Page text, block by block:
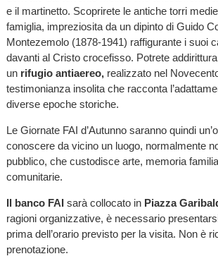
e il martinetto. Scoprirete le antiche torri
famiglia, impreziosita da un dipinto di Guido
Montezemolo (1878-1941) raffigurante i suoi
davanti al Cristo crocefisso. Potrete
un rifugio antiaereo,realizzato nel
testimonianza insolita che racconta
diverse epoche storiche.
Le Giornate FAI d’Autunno saranno quindi
conoscere da vicino un luogo, normalmente
pubblico, che custodisce arte, memoria
comunitarie.
Il banco FAIsarà collocato in Piazza
ragioni organizzative, è necessario
prima dell’orario previsto per la visita. Non è
prenotazione.